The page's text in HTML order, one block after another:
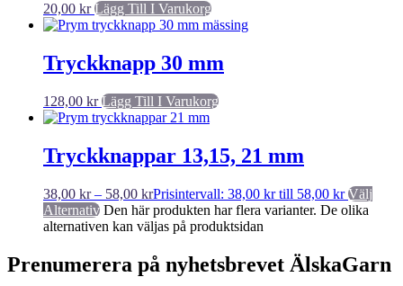
20,00 kr Lägg Till I Varukorg
Tryckknapp 30 mm
128,00 kr Lägg Till I Varukorg
Tryckknappar 13,15, 21 mm
38,00 kr – 58,00 krPrisintervall: 38,00 kr till 58,00 kr Välj
Alternativ Den här produkten har flera varianter. De olika
alternativen kan väljas på produktsidan
Prenumerera på nyhetsbrevet ÄlskaGarn